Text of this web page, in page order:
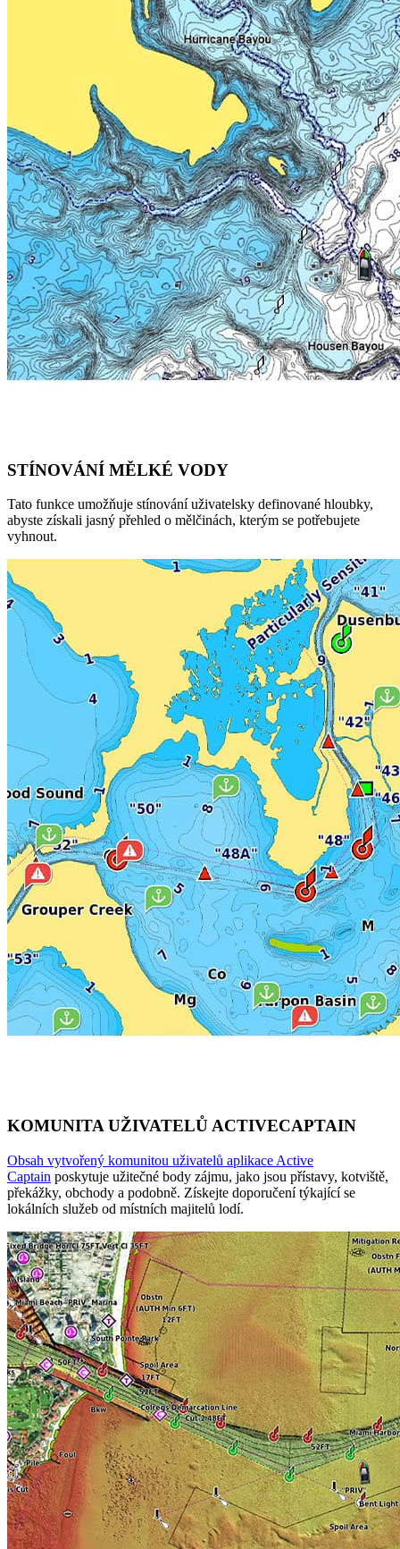
STÍNOVÁNÍ MĚLKÉ VODY
Tato funkce umožňuje stínování uživatelsky definované hloubky,
abyste získali jasný přehled o mělčinách, kterým se potřebujete
vyhnout.
KOMUNITA UŽIVATELŮ ACTIVECAPTAIN
Obsah vytvořený komunitou uživatelů aplikace Active
Captain poskytuje užitečné body zájmu, jako jsou přístavy, kotviště,
překážky, obchody a podobně. Získejte doporučení týkající se
lokálních služeb od místních majitelů lodí.